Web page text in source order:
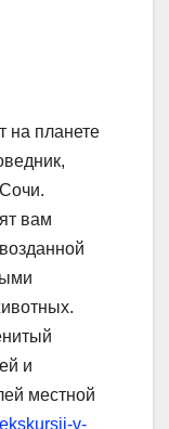
на планете
вам
и
местной
ekskursii-v-